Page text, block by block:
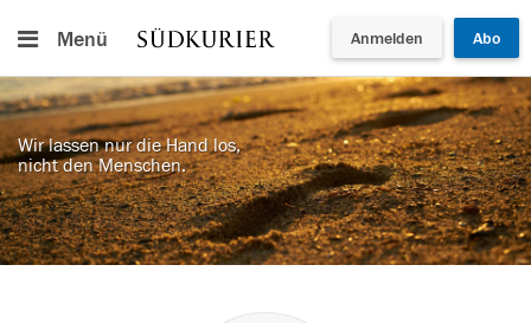
Menü Anmelden Abo
Wir lassen nur die Hand los,
nicht den Menschen.